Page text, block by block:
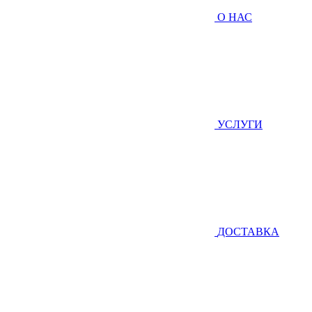
О НАС
УСЛУГИ
ДОСТАВКА